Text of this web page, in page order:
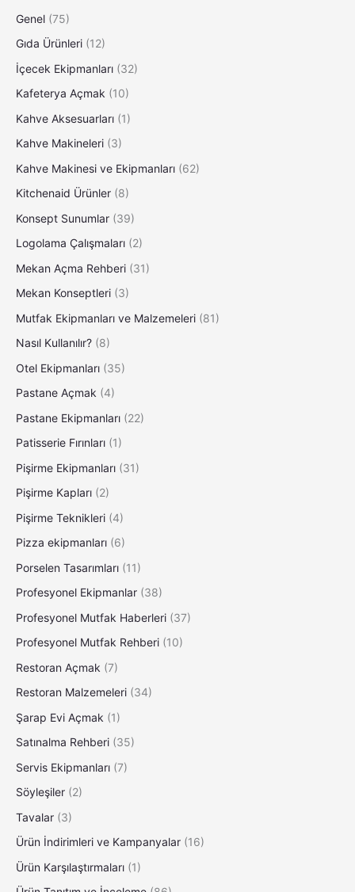
Genel (75)
Gıda Ürünleri (12)
İçecek Ekipmanları (32)
Kafeterya Açmak (10)
Kahve Aksesuarları (1)
Kahve Makineleri (3)
Kahve Makinesi ve Ekipmanları (62)
Kitchenaid Ürünler (8)
Konsept Sunumlar (39)
Logolama Çalışmaları (2)
Mekan Açma Rehberi (31)
Mekan Konseptleri (3)
Mutfak Ekipmanları ve Malzemeleri (81)
Nasıl Kullanılır? (8)
Otel Ekipmanları (35)
Pastane Açmak (4)
Pastane Ekipmanları (22)
Patisserie Fırınları (1)
Pişirme Ekipmanları (31)
Pişirme Kapları (2)
Pişirme Teknikleri (4)
Pizza ekipmanları (6)
Porselen Tasarımları (11)
Profesyonel Ekipmanlar (38)
Profesyonel Mutfak Haberleri (37)
Profesyonel Mutfak Rehberi (10)
Restoran Açmak (7)
Restoran Malzemeleri (34)
Şarap Evi Açmak (1)
Satınalma Rehberi (35)
Servis Ekipmanları (7)
Söyleşiler (2)
Tavalar (3)
Ürün İndirimleri ve Kampanyalar (16)
Ürün Karşılaştırmaları (1)